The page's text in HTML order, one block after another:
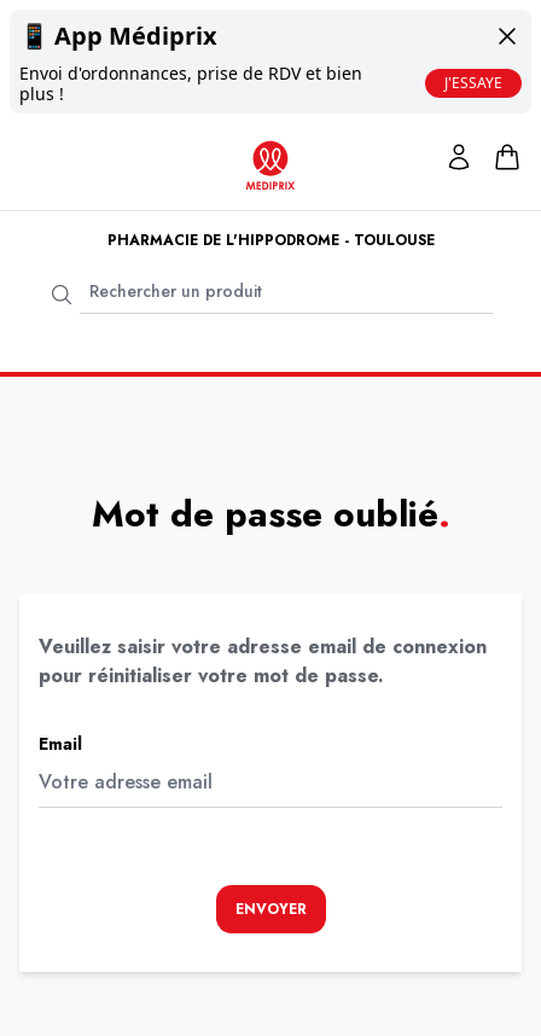
📱 App Médiprix
Envoi d'ordonnances, prise de RDV et bien
plus !
J'ESSAYE
PHARMACIE DE L'HIPPODROME - TOULOUSE
Mot de passe oublié.
Veuillez saisir votre adresse email de connexion
pour réinitialiser votre mot de passe.
Email
ENVOYER